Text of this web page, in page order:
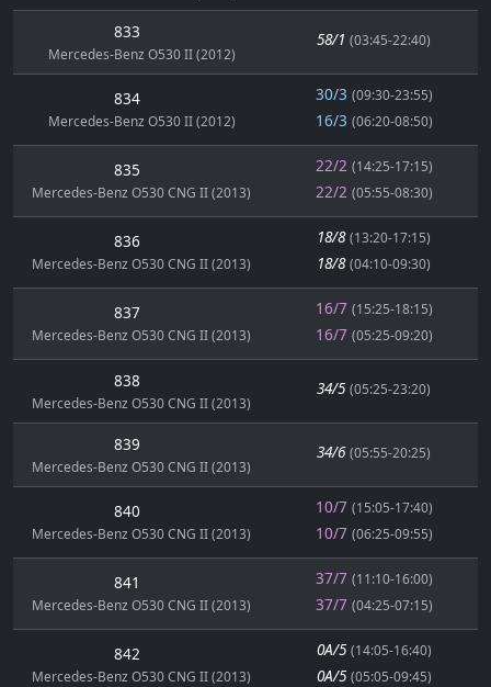
833
Mercedes-Benz O530 II (2012)
58/1 (03:45-22:40)
834
Mercedes-Benz O530 II (2012)
30/3 (09:30-23:55)
16/3 (06:20-08:50)
835
Mercedes-Benz O530 CNG II (2013)
22/2 (14:25-17:15)
22/2 (05:55-08:30)
836
Mercedes-Benz O530 CNG II (2013)
18/8 (13:20-17:15)
18/8 (04:10-09:30)
837
Mercedes-Benz O530 CNG II (2013)
16/7 (15:25-18:15)
16/7 (05:25-09:20)
838
Mercedes-Benz O530 CNG II (2013)
34/5 (05:25-23:20)
839
Mercedes-Benz O530 CNG II (2013)
34/6 (05:55-20:25)
840
Mercedes-Benz O530 CNG II (2013)
10/7 (15:05-17:40)
10/7 (06:25-09:55)
841
Mercedes-Benz O530 CNG II (2013)
37/7 (11:10-16:00)
37/7 (04:25-07:15)
842
Mercedes-Benz O530 CNG II (2013)
0A/5 (14:05-16:40)
0A/5 (05:05-09:45)